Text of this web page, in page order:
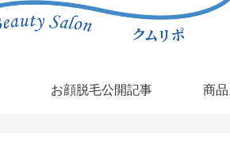
お顔脱毛公開記事 商